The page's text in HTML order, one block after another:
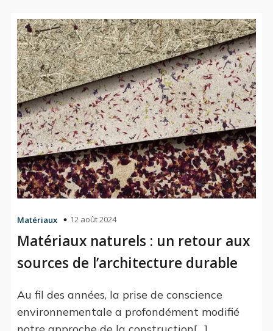
Matériaux 12 août 2024
Matériaux naturels : un retour aux
sources de l’architecture durable
Au fil des années, la prise de conscience
environnementale a profondément modifié